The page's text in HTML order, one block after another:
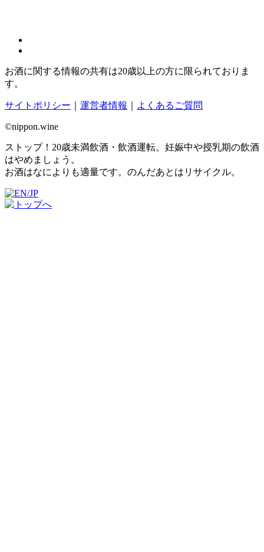
お酒に関する情報の共有は20歳以上の方に限られておりま
す。
サイトポリシー 運営者情報 よくあるご質問
©nippon.wine
ストップ！20歳未満飲酒・飲酒運転。妊娠中や授乳期の飲酒
はやめましょう。
お酒はなによりも適量です。のんだあとはリサイクル。